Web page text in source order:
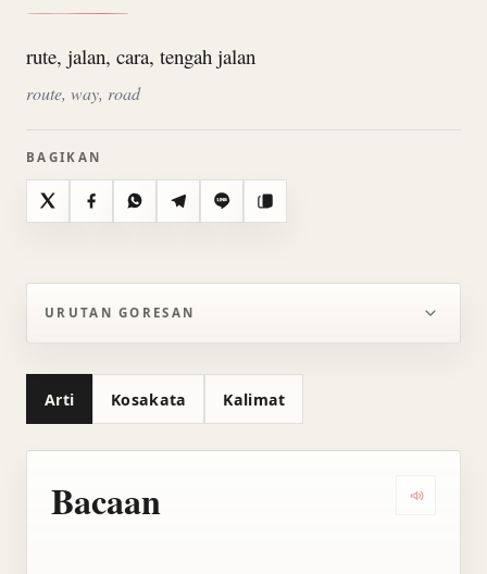
rute, jalan, cara, tengah jalan
route, way, road
BAGIKAN
X FacebookWhatsAppTelegramLine Salin
URUTAN GORESAN
Arti Kosakata Kalimat
Bacaan